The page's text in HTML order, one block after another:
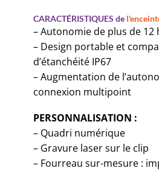
CARACTÉRISTIQUES de
– Autonomie de plus de 12
– Design portable et
d’étanchéité IP67
– Augmentation de
connexion multipoint
PERSONNALISATION :
– Quadri numérique
– Gravure laser sur le clip
– Fourreau sur-mesure :